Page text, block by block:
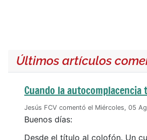
Últimos artículos
Cuando la autocomplacencia
Jesús FCV comentó el Miércoles, 05
Buenos días:
Desde el título al colofón. Un